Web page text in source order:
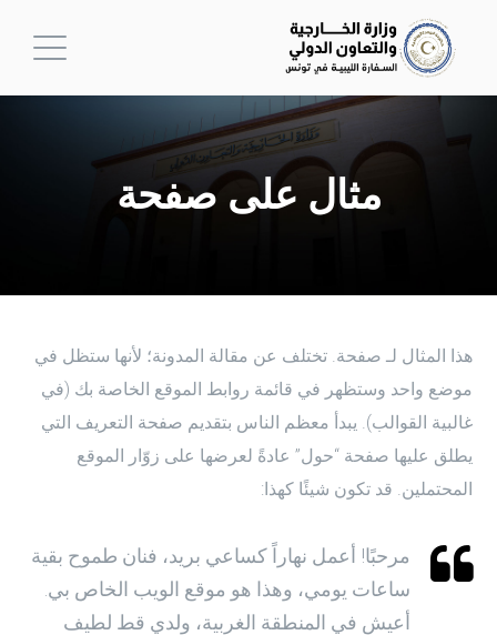
مثال على صفحة
هذا المثال لـ صفحة. تختلف عن مقالة المدونة؛ لأنها ستظل في
موضع واحد وستظهر في قائمة روابط الموقع الخاصة بك (في
غالبية القوالب). يبدأ معظم الناس بتقديم صفحة التعريف التي
يطلق عليها صفحة “حول” عادةً لعرضها على زوّار الموقع
المحتملين. قد تكون شيئًا كهذا:
مرحبًا! أعمل نهاراً كساعي بريد، فنان طموح بقية
ساعات يومي، وهذا هو موقع الويب الخاص بي.
أعيش في المنطقة الغربية، ولدي قط لطيف